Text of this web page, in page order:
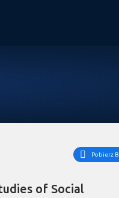
Pobierz
of Social